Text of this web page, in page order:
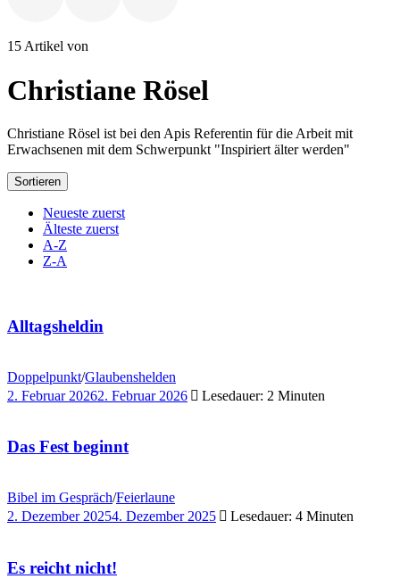
15 Artikel von
Christiane Rösel
Christiane Rösel ist bei den Apis Referentin für die Arbeit mit
Erwachsenen mit dem Schwerpunkt "Inspiriert älter werden"
Sortieren
Neueste zuerst
Älteste zuerst
A-Z
Z-A
Alltagsheldin
Doppelpunkt/Glaubenshelden
2. Februar 20262. Februar 2026 Lesedauer: 2 Minuten
Das Fest beginnt
Bibel im Gespräch/Feierlaune
2. Dezember 20254. Dezember 2025 Lesedauer: 4 Minuten
Es reicht nicht!